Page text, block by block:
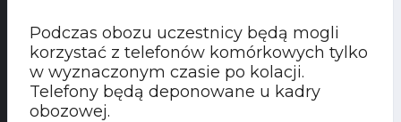
Podczas obozu uczestnicy będą mogli
korzystać z telefonów komórkowych tylko
w wyznaczonym czasie po kolacji.
Telefony będą deponowane u kadry
obozowej.